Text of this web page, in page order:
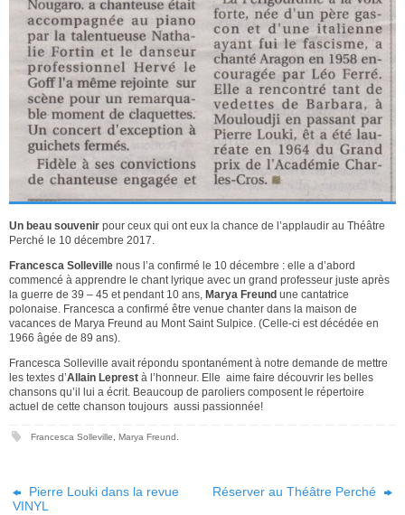
Un beau souvenir pour ceux qui ont eux la chance de l’applaudir au Théâtre
Perché le 10 décembre 2017.
Francesca Solleville nous l’a confirmé le 10 décembre : elle a d’abord
commencé à apprendre le chant lyrique avec un grand professeur juste après
la guerre de 39 – 45 et pendant 10 ans, Marya Freund une cantatrice
polonaise. Francesca a confirmé être venue chanter dans la maison de
vacances de Marya Freund au Mont Saint Sulpice. (Celle-ci est décédée en
1966 âgée de 89 ans).
Francesca Solleville avait répondu spontanément à notre demande de mettre
les textes d’Allain Leprest à l’honneur. Elle aime faire découvrir les belles
chansons qu’il lui a écrit. Beaucoup de paroliers composent le répertoire
actuel de cette chanson toujours aussi passionnée!
Francesca Solleville,Marya Freund.
Pierre Louki dans la revue
VINYL
Réserver au Théâtre Perché